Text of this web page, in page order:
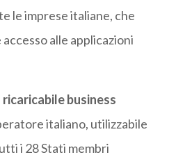
le imprese italiane, che
alle applicazioni
business
italiano, utilizzabile
i 28 Stati membri